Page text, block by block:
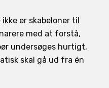
er skabeloner til
med at forstå,
undersøges hurtigt,
skal gå ud fra én